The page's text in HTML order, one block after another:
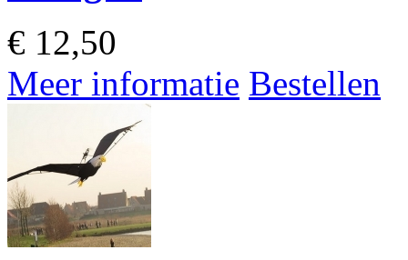
€ 12,50
Meer informatie Bestellen